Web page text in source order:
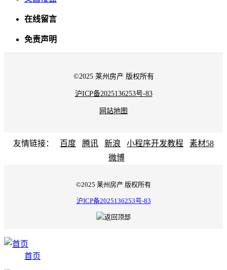
在线留言
免责声明
©2025 莱州房产 版权所有
沪ICP备2025136253号-83
网站地图
友情链接： 百度 腾讯 新浪 小程序开发教程
素材58
微博
©2025 莱州房产 版权所有
沪ICP备2025136253号-83
首页